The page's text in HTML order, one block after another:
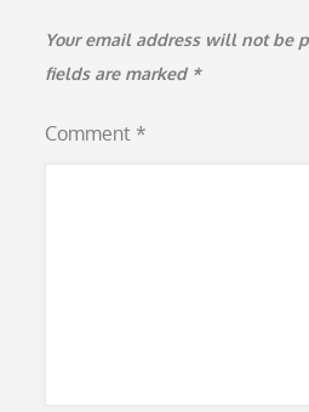
Your email address will not be
fields are marked *
Comment *